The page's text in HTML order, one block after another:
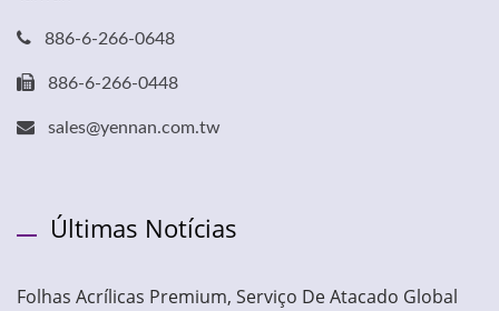
886-6-266-0648
886-6-266-0448
sales@yennan.com.tw
Últimas Notícias
Folhas Acrílicas Premium, Serviço De Atacado Global